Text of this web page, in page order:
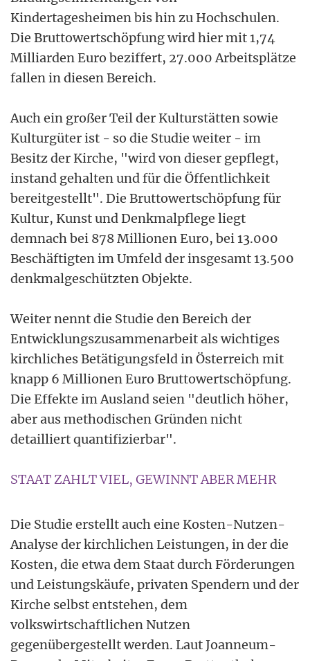
Kindertagesheimen bis hin zu Hochschulen.
Die Bruttowertschöpfung wird hier mit 1,74
Milliarden Euro beziffert, 27.000 Arbeitsplätze
fallen in diesen Bereich.
Auch ein großer Teil der Kulturstätten sowie
Kulturgüter ist - so die Studie weiter - im
Besitz der Kirche, "wird von dieser gepflegt,
instand gehalten und für die Öffentlichkeit
bereitgestellt". Die Bruttowertschöpfung für
Kultur, Kunst und Denkmalpflege liegt
demnach bei 878 Millionen Euro, bei 13.000
Beschäftigten im Umfeld der insgesamt 13.500
denkmalgeschützten Objekte.
Weiter nennt die Studie den Bereich der
Entwicklungszusammenarbeit als wichtiges
kirchliches Betätigungsfeld in Österreich mit
knapp 6 Millionen Euro Bruttowertschöpfung.
Die Effekte im Ausland seien "deutlich höher,
aber aus methodischen Gründen nicht
detailliert quantifizierbar".
STAAT ZAHLT VIEL, GEWINNT ABER MEHR
Die Studie erstellt auch eine Kosten-Nutzen-
Analyse der kirchlichen Leistungen, in der die
Kosten, die etwa dem Staat durch Förderungen
und Leistungskäufe, privaten Spendern und der
Kirche selbst entstehen, dem
volkswirtschaftlichen Nutzen
gegenübergestellt werden. Laut Joanneum-